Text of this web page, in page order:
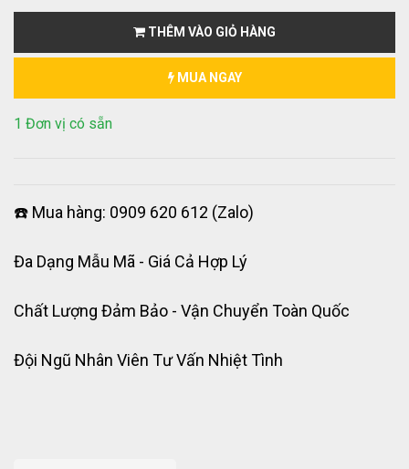
THÊM VÀO GIỎ HÀNG
MUA NGAY
1 Đơn vị có sẵn
☎️ Mua hàng: 0909 620 612 (Zalo)
Đa Dạng Mẫu Mã - Giá Cả Hợp Lý
Chất Lượng Đảm Bảo - Vận Chuyển Toàn Quốc
Đội Ngũ Nhân Viên Tư Vấn Nhiệt Tình